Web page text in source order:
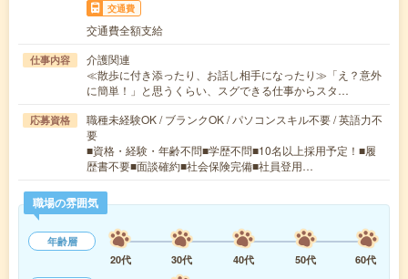
交通費
交通費全額支給
仕事内容
介護関連
≪散歩に付き添ったり、お話し相手になったり≫「え？意外
に簡単！」と思うくらい、スグできる仕事からスタ…
応募資格
職種未経験OK / ブランクOK / パソコンスキル不要 / 英語力不
要
■資格・経験・年齢不問■学歴不問■10名以上採用予定！■履
歴書不要■面談確約■社会保険完備■社員登用…
職場の雰囲気
年齢層
20代
30代 40代 50代
60代